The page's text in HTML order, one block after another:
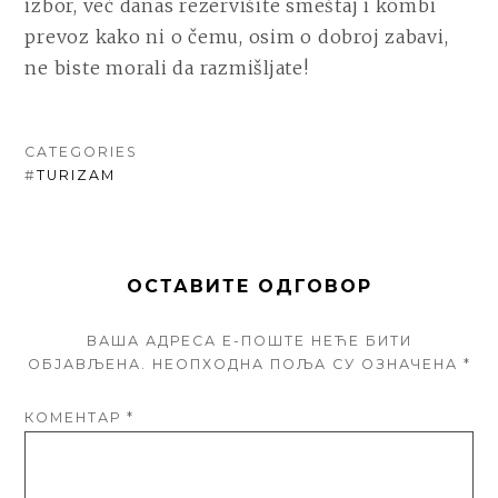
izbor, već danas rezervišite smeštaj i kombi
prevoz kako ni o čemu, osim o dobroj zabavi,
ne biste morali da razmišljate!
CATEGORIES
#TURIZAM
ОСТАВИТЕ ОДГОВОР
ВАША АДРЕСА Е-ПОШТЕ НЕЋЕ БИТИ
ОБЈАВЉЕНА.
НЕОПХОДНА ПОЉА СУ ОЗНАЧЕНА *
КОМЕНТАР*